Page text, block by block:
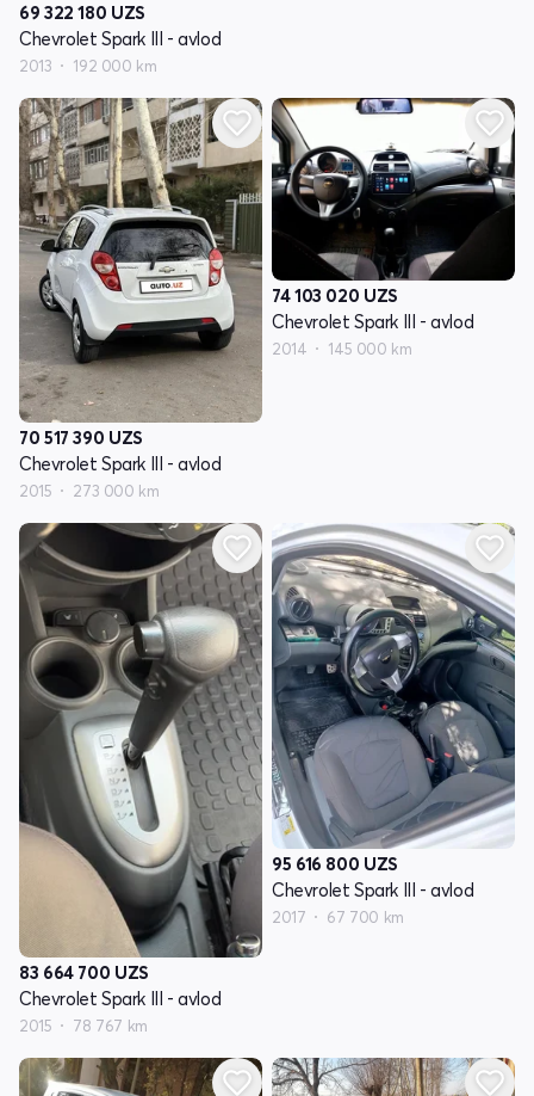
69 322 180 UZS
Chevrolet Spark III - avlod
2013 192 000 km
70 517 390 UZS
Chevrolet Spark III - avlod
2015 273 000 km
74 103 020 UZS
Chevrolet Spark III - avlod
2014 145 000 km
83 664 700 UZS
Chevrolet Spark III - avlod
2015 78 767 km
95 616 800 UZS
Chevrolet Spark III - avlod
2017 67 700 km